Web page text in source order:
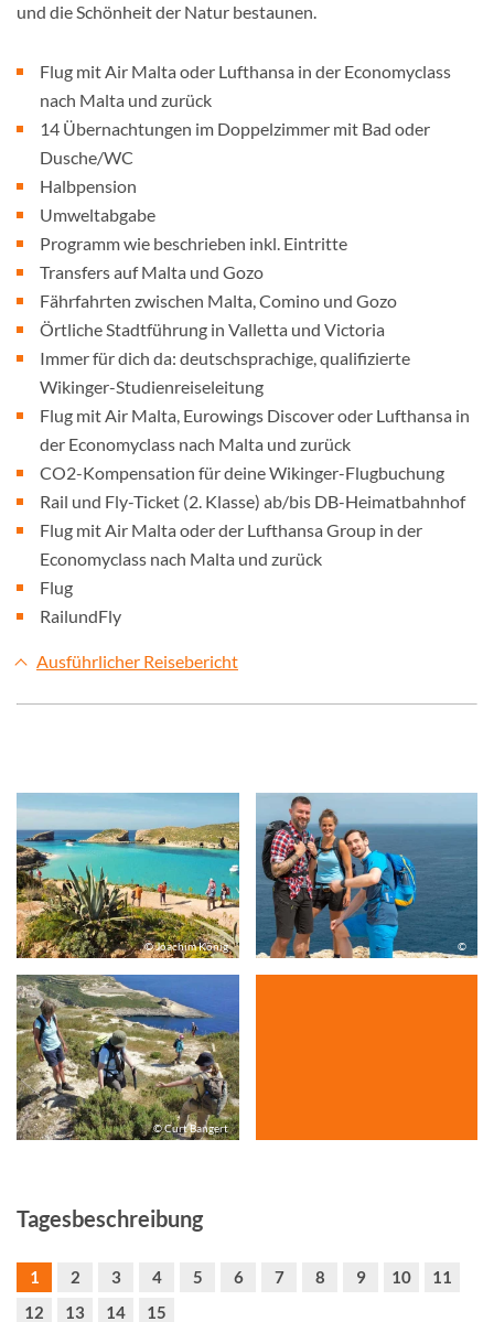
und die Schönheit der Natur bestaunen.
Flug mit Air Malta oder Lufthansa in der Economyclass
nach Malta und zurück
14 Übernachtungen im Doppelzimmer mit Bad oder
Dusche/WC
Halbpension
Umweltabgabe
Programm wie beschrieben inkl. Eintritte
Transfers auf Malta und Gozo
Fährfahrten zwischen Malta, Comino und Gozo
Örtliche Stadtführung in Valletta und Victoria
Immer für dich da: deutschsprachige, qualifizierte
Wikinger-Studienreiseleitung
Flug mit Air Malta, Eurowings Discover oder Lufthansa in
der Economyclass nach Malta und zurück
CO2-Kompensation für deine Wikinger-Flugbuchung
Rail und Fly-Ticket (2. Klasse) ab/bis DB-Heimatbahnhof
Flug mit Air Malta oder der Lufthansa Group in der
Economyclass nach Malta und zurück
Flug
RailundFly
Ausführlicher Reisebericht
© Joachim König ©
© Curt Bangert
Tagesbeschreibung
1 2 3 4 5 6 7 8 9 10
11
12
13 14 15